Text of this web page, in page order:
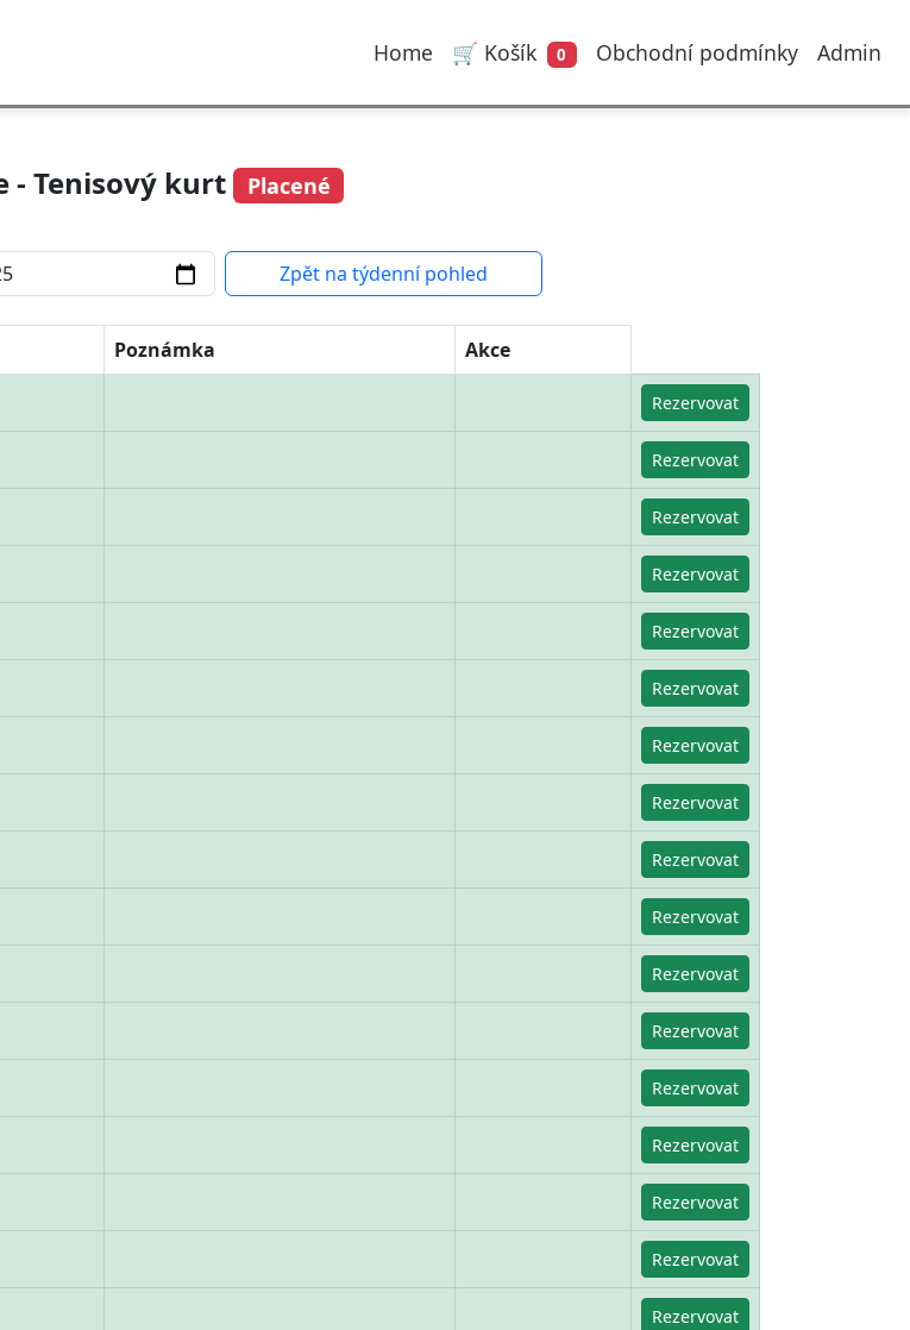
Home 🛒 Košík 0 Obchodní podmínky Admin
- Tenisový kurt Placené
Zpět na týdenní pohled
Poznámka
Akce
Rezervovat
Rezervovat
Rezervovat
Rezervovat
Rezervovat
Rezervovat
Rezervovat
Rezervovat
Rezervovat
Rezervovat
Rezervovat
Rezervovat
Rezervovat
Rezervovat
Rezervovat
Rezervovat
Rezervovat